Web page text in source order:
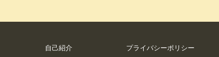
自己紹介
プライバシーポリシー